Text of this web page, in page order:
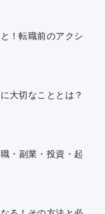
！転職前のアクシ
大切なこととは？
・副業・投資・起